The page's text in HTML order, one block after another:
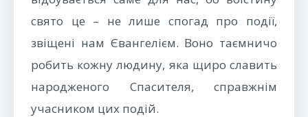
свято це – не лише спогад про події,
звіщені нам Євангелієм. Воно таємничо
робить кожну людину, яка щиро славить
народженого Спасителя, справжнім
учасником цих подій.